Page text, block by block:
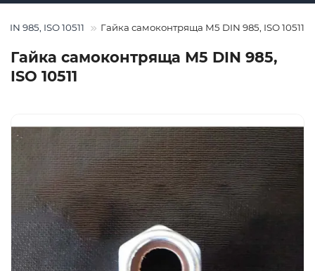
985, ISO 10511 Гайка самоконтряща М5 DIN 985, ISO 10511
Гайка самоконтряща М5 DIN 985,
ISO 10511